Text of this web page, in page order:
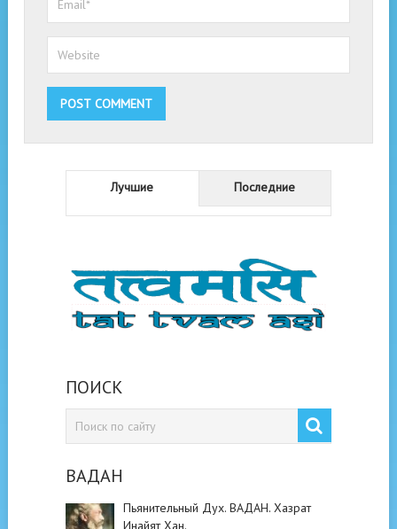
Лучшие Последние
ПОИСК
ВАДАН
Пьянительный Дух. ВАДАН. Хазрат
Инайят Хан.